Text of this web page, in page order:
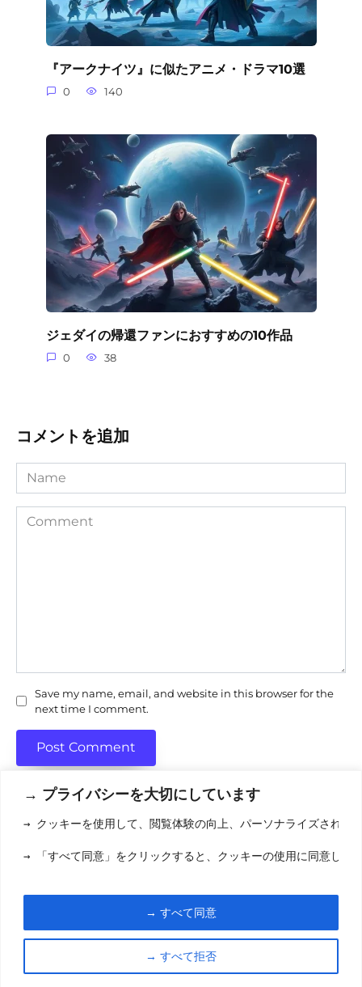
→ プライバシーを大切にしています
→ クッキーを使用して、閲覧体験の向上、パーソナライズされた
→ 「すべて同意」をクリックすると、クッキーの使用に同意した
→ すべて拒否
→ すべて同意
『アークナイツ』に似たアニメ・ドラマ10選
0 140
ジェダイの帰還ファンにおすすめの10作品
0 38
コメントを追加
Name
Comment
Save my name, email, and website in this browser for the
next time I comment.
利用規約(りようきやく
© 2026 eigamori.com